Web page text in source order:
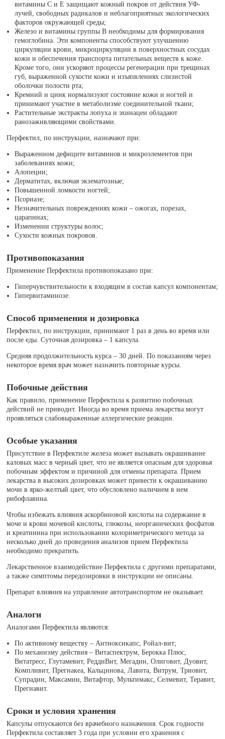
витамины С и Е защищают кожный покров от действия УФ-
лучей, свободных радикалов и неблагоприятных экологических
факторов окружающей среды;
Железо и витамины группы В необходимы для формирования
гемоглобина. Эти компоненты способствуют улучшению
циркуляции крови, микроциркуляции в поверхностных сосудах
кожи и обеспечения транспорта питательных веществ к коже.
Кроме того, они ускоряют процессы регенерации при трещинах
губ, выраженной сухости кожи и изъязвлениях слизистой
оболочки полости рта;
Кремний и цинк нормализуют состояние кожи и ногтей и
принимают участие в метаболизме соединительной ткани;
Растительные экстракты лопуха и эхинацеи обладают
ранозаживляющими свойствами.
Перфектил, по инструкции, назначают при:
Выраженном дефиците витаминов и микроэлементов при
заболеваниях кожи;
Алопеции;
Дерматитах, включая экзематозные;
Повышенной ломкости ногтей;
Псориазе;
Незначительных повреждениях кожи – ожогах, порезах,
царапинах;
Изменении структуры волос;
Сухости кожных покровов.
Противопоказания
Применение Перфектила противопоказано при:
Гиперчувствительности к входящим в состав капсул компонентам;
Гипервитаминозе.
Способ применения и дозировка
Перфектил, по инструкции, принимают 1 раз в день во время или
после еды. Суточная дозировка – 1 капсула.
Средняя продолжительность курса – 30 дней. По показаниям через
некоторое время врач может назначить повторные курсы.
Побочные действия
Как правило, применение Перфектила к развитию побочных
действий не приводит. Иногда во время приема лекарства могут
проявляться слабовыраженные аллергические реакции.
Особые указания
Присутствие в Перфектиле железа может вызывать окрашивание
каловых масс в черный цвет, что не является опасным для здоровья
побочным эффектом и причиной для отмены препарата. Прием
лекарства в высоких дозировках может привести к окрашиванию
мочи в ярко-желтый цвет, что обусловлено наличием в нем
рибофлавина.
Чтобы избежать влияния аскорбиновой кислоты на содержание в
моче и крови мочевой кислоты, глюкозы, неорганических фосфатов
и креатинина при использовании колориметрического метода за
несколько дней до проведения анализов прием Перфектила
необходимо прекратить.
Лекарственное взаимодействие Перфектила с другими препаратами,
а также симптомы передозировки в инструкции не описаны.
Препарат влияния на управление автотранспортом не оказывает.
Аналоги
Аналогами Перфектила являются:
По активному веществу – Антиоксикапс, Ройал-вит;
По механизму действия – Витаспектрум, Берокка Плюс,
Витатресс, Глутамевит, РеддиВит, Мегадин, Олиговит, Дуовит,
Компливит, Прегнакеа, Кальцинова, Лавита, Витрум, Триовит,
Супрадин, Максамин, Витафтор, Мультимакс, Селмевит, Теравит,
Прегнавит.
Сроки и условия хранения
Капсулы отпускаются без врачебного назначения. Срок годности
Перфектила составляет 3 года при условии его хранения с